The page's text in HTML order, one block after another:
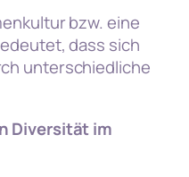
bzw. eine
dass sich
unterschiedliche
Diversität im